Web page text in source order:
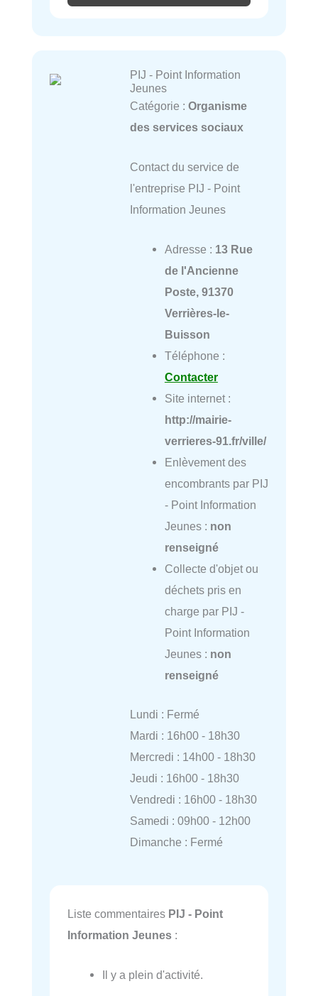
PIJ - Point Information
Jeunes
Catégorie : Organisme
des services sociaux
Contact du service de
l'entreprise PIJ - Point
Information Jeunes
Adresse : 13 Rue
de l'Ancienne
Poste, 91370
Verrières-le-
Buisson
Téléphone :
Contacter
Site internet :
http://mairie-
verrieres-91.fr/ville/
Enlèvement des
encombrants par PIJ
- Point Information
Jeunes : non
renseigné
Collecte d'objet ou
déchets pris en
charge par PIJ -
Point Information
Jeunes : non
renseigné
Lundi : Fermé
Mardi : 16h00 - 18h30
Mercredi : 14h00 - 18h30
Jeudi : 16h00 - 18h30
Vendredi : 16h00 - 18h30
Samedi : 09h00 - 12h00
Dimanche : Fermé
Liste commentaires PIJ - Point
Information Jeunes :
Il y a plein d'activité.